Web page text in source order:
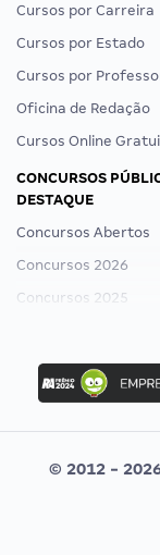
Cursos por Carreira
Cursos por Estado
Cursos por
Oficina de Redação
Cursos Online
CONCURSOS
DESTAQUE
Concursos Abertos
Concursos 2026
Concursos 2025
Concurso Nacional
Concurso Ibama
Concurso MPU
Editais publicados
CONCURSOS POR
© 2012 -